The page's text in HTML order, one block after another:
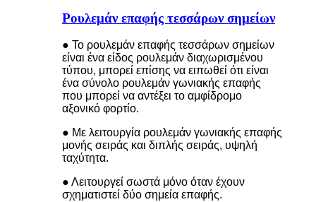
Ρουλεμάν επαφής τεσσάρων σημείων
● Το ρουλεμάν επαφής τεσσάρων σημείων
είναι ένα είδος ρουλεμάν διαχωρισμένου
τύπου, μπορεί επίσης να ειπωθεί ότι είναι
ένα σύνολο ρουλεμάν γωνιακής επαφής
που μπορεί να αντέξει το αμφίδρομο
αξονικό φορτίο.
● Με λειτουργία ρουλεμάν γωνιακής επαφής
μονής σειράς και διπλής σειράς, υψηλή
ταχύτητα.
● Λειτουργεί σωστά μόνο όταν έχουν
σχηματιστεί δύο σημεία επαφής.